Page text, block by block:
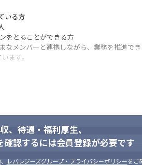
いる方
をとることができる方
なメンバーと連携しながら、業務を推進で
ます。
、社内の連携を加速させよう。
誠実な対応を行おう。
、待遇・福利厚生、
確認するには会員登録が必要です
、 レバレジーズグループ・プライバシーポリシーをご